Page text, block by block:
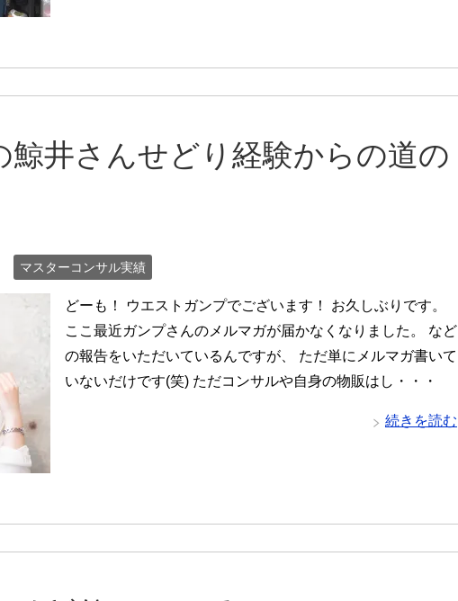
鯨井さんせどり経験からの道の
マスターコンサル実績
どーも！ ウエストガンプでございます！ お久しぶりです。
ここ最近ガンプさんのメルマガが届かなくなりました。 など
の報告をいただいているんですが、 ただ単にメルマガ書いて
いないだけです(笑) ただコンサルや自身の物販はし・・・
続きを読む